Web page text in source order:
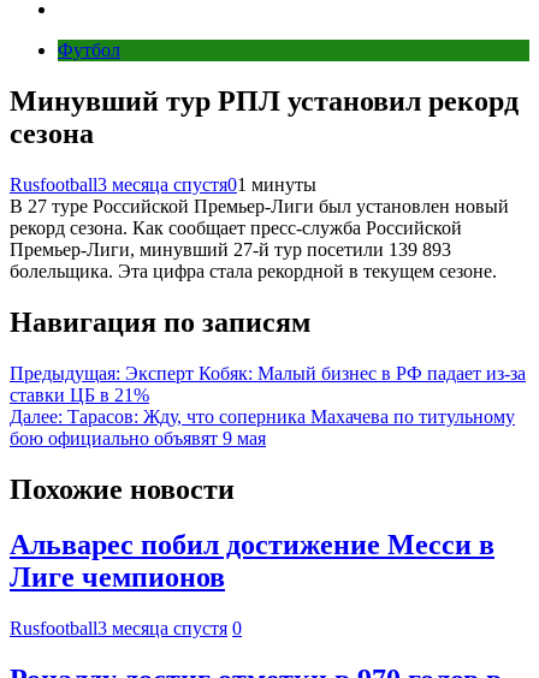
Футбол
Минувший тур РПЛ установил рекорд
сезона
Rusfootball3 месяца спустя01 минуты
В 27 туре Российской Премьер-Лиги был установлен новый
рекорд сезона. Как сообщает пресс-служба Российской
Премьер-Лиги, минувший 27-й тур посетили 139 893
болельщика. Эта цифра стала рекордной в текущем сезоне.
Навигация по записям
Предыдущая: Эксперт Кобяк: Малый бизнес в РФ падает из-за
ставки ЦБ в 21%
Далее: Тарасов: Жду, что соперника Махачева по титульному
бою официально объявят 9 мая
Похожие новости
Альварес побил достижение Месси в
Лиге чемпионов
Rusfootball3 месяца спустя 0